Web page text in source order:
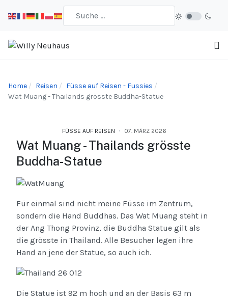
Home Reisen
Füsse auf Reisen - Fussies
Wat Muang - Thailands grösste Buddha-Statue
FÜSSE AUF REISEN 07. MÄRZ 2026
Wat Muang - Thailands grösste
Buddha-Statue
Für einmal sind nicht meine Füsse im Zentrum,
sondern die Hand Buddhas. Das Wat Muang steht in
der Ang Thong Provinz, die Buddha Statue gilt als
die grösste in Thailand. Alle Besucher legen ihre
Hand an jene der Statue, so auch ich.
Die Statue ist 92 m hoch und an der Basis 63 m